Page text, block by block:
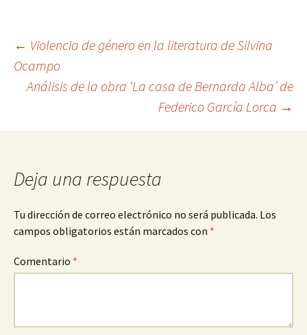
Navegación
de
entradas
← Violencia de género en la literatura de Silvina
Ocampo
Análisis de la obra ‘La casa de Bernarda Alba’ de
Federico García Lorca →
Deja una respuesta
Tu dirección de correo electrónico no será publicada. Los
campos obligatorios están marcados con *
Comentario *